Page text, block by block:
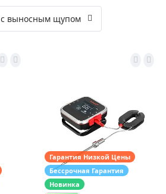
с выносным щупом
Гарантия Низкой Цены
Бессрочная Гарантия
Новинка